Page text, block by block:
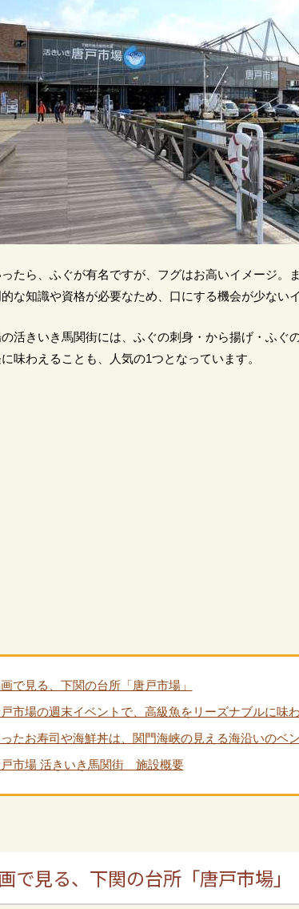
たら、ふぐが有名ですが、フグはお高いイメージ。
な知識や資格が必要なため、口にする機会が少ない
活きいき馬関街には、ふぐの刺身・から揚げ・ふぐ
味わえることも、人気の1つとなっています。
で見る、下関の台所「唐戸市場」
市場の週末イベントで、高級魚をリーズナブルに味
たお寿司や海鮮丼は、関門海峡の見える海沿いのベ
戸市場 活きいき馬関街 施設概要
で見る、下関の台所「唐戸市場」